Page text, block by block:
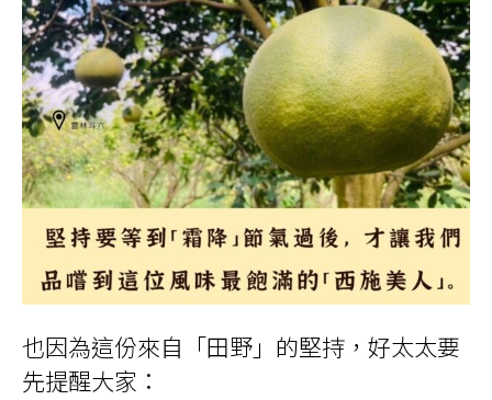
也因為這份來自「田野」的堅持，好太太要
先提醒大家：